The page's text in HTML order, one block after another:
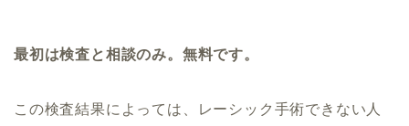
最初は検査と相談のみ。無料です。
この検査結果によっては、レーシック手術できない人